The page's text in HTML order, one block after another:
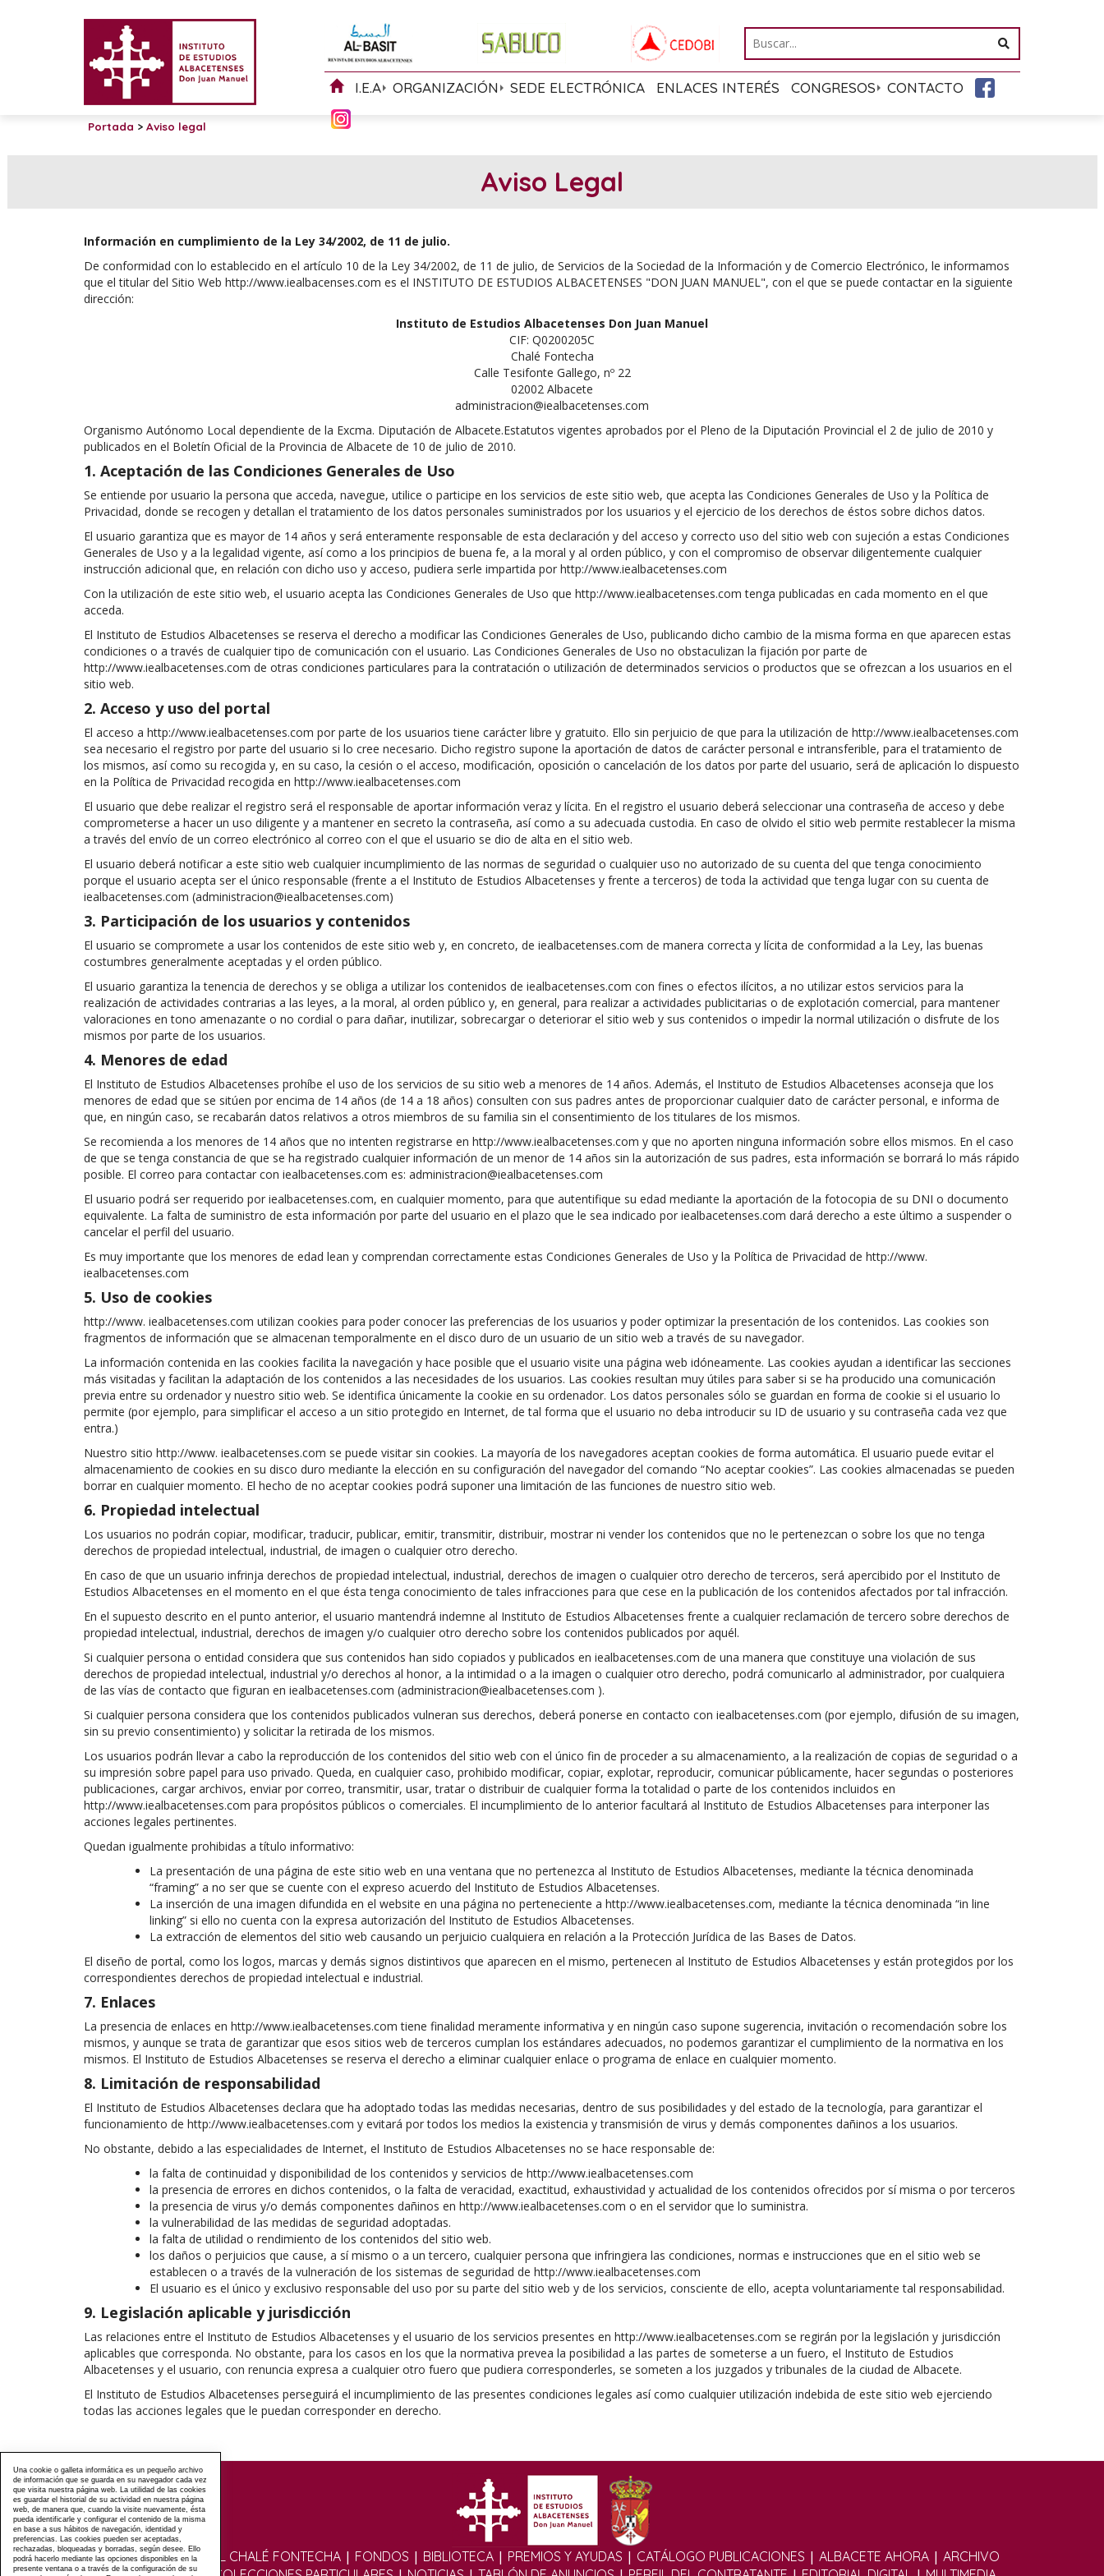
I.E.A ORGANIZACIÓN SEDE ELECTRÓNICA ENLACES INTERÉS CONGRESOS CONTACTO
Portada > Aviso legal
Aviso Legal
Información en cumplimiento de la Ley 34/2002, de 11 de julio.
De conformidad con lo establecido en el artículo 10 de la Ley 34/2002, de 11 de julio, de Servicios de la Sociedad de la Información y de Comercio Electrónico, le informamos
que el titular del Sitio Web http://www.iealbacenses.com es el INSTITUTO DE ESTUDIOS ALBACETENSES "DON JUAN MANUEL", con el que se puede contactar en la siguiente
dirección:
Instituto de Estudios Albacetenses Don Juan Manuel
CIF: Q0200205C
Chalé Fontecha
Calle Tesifonte Gallego, nº 22
02002 Albacete
administracion@iealbacetenses.com
Organismo Autónomo Local dependiente de la Excma. Diputación de Albacete.Estatutos vigentes aprobados por el Pleno de la Diputación Provincial el 2 de julio de 2010 y
publicados en el Boletín Oficial de la Provincia de Albacete de 10 de julio de 2010.
1. Aceptación de las Condiciones Generales de Uso
Se entiende por usuario la persona que acceda, navegue, utilice o participe en los servicios de este sitio web, que acepta las Condiciones Generales de Uso y la Política de
Privacidad, donde se recogen y detallan el tratamiento de los datos personales suministrados por los usuarios y el ejercicio de los derechos de éstos sobre dichos datos.
El usuario garantiza que es mayor de 14 años y será enteramente responsable de esta declaración y del acceso y correcto uso del sitio web con sujeción a estas Condiciones
Generales de Uso y a la legalidad vigente, así como a los principios de buena fe, a la moral y al orden público, y con el compromiso de observar diligentemente cualquier
instrucción adicional que, en relación con dicho uso y acceso, pudiera serle impartida por http://www.iealbacetenses.com
Con la utilización de este sitio web, el usuario acepta las Condiciones Generales de Uso que http://www.iealbacetenses.com tenga publicadas en cada momento en el que
acceda.
El Instituto de Estudios Albacetenses se reserva el derecho a modificar las Condiciones Generales de Uso, publicando dicho cambio de la misma forma en que aparecen estas
condiciones o a través de cualquier tipo de comunicación con el usuario. Las Condiciones Generales de Uso no obstaculizan la fijación por parte de
http://www.iealbacetenses.com de otras condiciones particulares para la contratación o utilización de determinados servicios o productos que se ofrezcan a los usuarios en el
sitio web.
2. Acceso y uso del portal
El acceso a http://www.iealbacetenses.com por parte de los usuarios tiene carácter libre y gratuito. Ello sin perjuicio de que para la utilización de http://www.iealbacetenses.com
sea necesario el registro por parte del usuario si lo cree necesario. Dicho registro supone la aportación de datos de carácter personal e intransferible, para el tratamiento de
los mismos, así como su recogida y, en su caso, la cesión o el acceso, modificación, oposición o cancelación de los datos por parte del usuario, será de aplicación lo dispuesto
en la Política de Privacidad recogida en http://www.iealbacetenses.com
El usuario que debe realizar el registro será el responsable de aportar información veraz y lícita. En el registro el usuario deberá seleccionar una contraseña de acceso y debe
comprometerse a hacer un uso diligente y a mantener en secreto la contraseña, así como a su adecuada custodia. En caso de olvido el sitio web permite restablecer la misma
a través del envío de un correo electrónico al correo con el que el usuario se dio de alta en el sitio web.
El usuario deberá notificar a este sitio web cualquier incumplimiento de las normas de seguridad o cualquier uso no autorizado de su cuenta del que tenga conocimiento
porque el usuario acepta ser el único responsable (frente a el Instituto de Estudios Albacetenses y frente a terceros) de toda la actividad que tenga lugar con su cuenta de
iealbacetenses.com (administracion@iealbacetenses.com)
3. Participación de los usuarios y contenidos
El usuario se compromete a usar los contenidos de este sitio web y, en concreto, de iealbacetenses.com de manera correcta y lícita de conformidad a la Ley, las buenas
costumbres generalmente aceptadas y el orden público.
El usuario garantiza la tenencia de derechos y se obliga a utilizar los contenidos de iealbacetenses.com con fines o efectos ilícitos, a no utilizar estos servicios para la
realización de actividades contrarias a las leyes, a la moral, al orden público y, en general, para realizar a actividades publicitarias o de explotación comercial, para mantener
valoraciones en tono amenazante o no cordial o para dañar, inutilizar, sobrecargar o deteriorar el sitio web y sus contenidos o impedir la normal utilización o disfrute de los
mismos por parte de los usuarios.
4. Menores de edad
El Instituto de Estudios Albacetenses prohíbe el uso de los servicios de su sitio web a menores de 14 años. Además, el Instituto de Estudios Albacetenses aconseja que los
menores de edad que se sitúen por encima de 14 años (de 14 a 18 años) consulten con sus padres antes de proporcionar cualquier dato de carácter personal, e informa de
que, en ningún caso, se recabarán datos relativos a otros miembros de su familia sin el consentimiento de los titulares de los mismos.
Se recomienda a los menores de 14 años que no intenten registrarse en http://www.iealbacetenses.com y que no aporten ninguna información sobre ellos mismos. En el caso
de que se tenga constancia de que se ha registrado cualquier información de un menor de 14 años sin la autorización de sus padres, esta información se borrará lo más rápido
posible. El correo para contactar con iealbacetenses.com es: administracion@iealbacetenses.com
El usuario podrá ser requerido por iealbacetenses.com, en cualquier momento, para que autentifique su edad mediante la aportación de la fotocopia de su DNI o documento
equivalente. La falta de suministro de esta información por parte del usuario en el plazo que le sea indicado por iealbacetenses.com dará derecho a este último a suspender o
cancelar el perfil del usuario.
Es muy importante que los menores de edad lean y comprendan correctamente estas Condiciones Generales de Uso y la Política de Privacidad de http://www.
iealbacetenses.com
5. Uso de cookies
http://www. iealbacetenses.com utilizan cookies para poder conocer las preferencias de los usuarios y poder optimizar la presentación de los contenidos. Las cookies son
fragmentos de información que se almacenan temporalmente en el disco duro de un usuario de un sitio web a través de su navegador.
La información contenida en las cookies facilita la navegación y hace posible que el usuario visite una página web idóneamente. Las cookies ayudan a identificar las secciones
más visitadas y facilitan la adaptación de los contenidos a las necesidades de los usuarios. Las cookies resultan muy útiles para saber si se ha producido una comunicación
previa entre su ordenador y nuestro sitio web. Se identifica únicamente la cookie en su ordenador. Los datos personales sólo se guardan en forma de cookie si el usuario lo
permite (por ejemplo, para simplificar el acceso a un sitio protegido en Internet, de tal forma que el usuario no deba introducir su ID de usuario y su contraseña cada vez que
entra.)
Nuestro sitio http://www. iealbacetenses.com se puede visitar sin cookies. La mayoría de los navegadores aceptan cookies de forma automática. El usuario puede evitar el
almacenamiento de cookies en su disco duro mediante la elección en su configuración del navegador del comando “No aceptar cookies”. Las cookies almacenadas se pueden
borrar en cualquier momento. El hecho de no aceptar cookies podrá suponer una limitación de las funciones de nuestro sitio web.
6. Propiedad intelectual
Los usuarios no podrán copiar, modificar, traducir, publicar, emitir, transmitir, distribuir, mostrar ni vender los contenidos que no le pertenezcan o sobre los que no tenga
derechos de propiedad intelectual, industrial, de imagen o cualquier otro derecho.
En caso de que un usuario infrinja derechos de propiedad intelectual, industrial, derechos de imagen o cualquier otro derecho de terceros, será apercibido por el Instituto de
Estudios Albacetenses en el momento en el que ésta tenga conocimiento de tales infracciones para que cese en la publicación de los contenidos afectados por tal infracción.
En el supuesto descrito en el punto anterior, el usuario mantendrá indemne al Instituto de Estudios Albacetenses frente a cualquier reclamación de tercero sobre derechos de
propiedad intelectual, industrial, derechos de imagen y/o cualquier otro derecho sobre los contenidos publicados por aquél.
Si cualquier persona o entidad considera que sus contenidos han sido copiados y publicados en iealbacetenses.com de una manera que constituye una violación de sus
derechos de propiedad intelectual, industrial y/o derechos al honor, a la intimidad o a la imagen o cualquier otro derecho, podrá comunicarlo al administrador, por cualquiera
de las vías de contacto que figuran en iealbacetenses.com (administracion@iealbacetenses.com ).
Si cualquier persona considera que los contenidos publicados vulneran sus derechos, deberá ponerse en contacto con iealbacetenses.com (por ejemplo, difusión de su imagen,
sin su previo consentimiento) y solicitar la retirada de los mismos.
Los usuarios podrán llevar a cabo la reproducción de los contenidos del sitio web con el único fin de proceder a su almacenamiento, a la realización de copias de seguridad o a
su impresión sobre papel para uso privado. Queda, en cualquier caso, prohibido modificar, copiar, explotar, reproducir, comunicar públicamente, hacer segundas o posteriores
publicaciones, cargar archivos, enviar por correo, transmitir, usar, tratar o distribuir de cualquier forma la totalidad o parte de los contenidos incluidos en
http://www.iealbacetenses.com para propósitos públicos o comerciales. El incumplimiento de lo anterior facultará al Instituto de Estudios Albacetenses para interponer las
acciones legales pertinentes.
Quedan igualmente prohibidas a título informativo:
La presentación de una página de este sitio web en una ventana que no pertenezca al Instituto de Estudios Albacetenses, mediante la técnica denominada
“framing” a no ser que se cuente con el expreso acuerdo del Instituto de Estudios Albacetenses.
La inserción de una imagen difundida en el website en una página no perteneciente a http://www.iealbacetenses.com, mediante la técnica denominada “in line
linking” si ello no cuenta con la expresa autorización del Instituto de Estudios Albacetenses.
La extracción de elementos del sitio web causando un perjuicio cualquiera en relación a la Protección Jurídica de las Bases de Datos.
El diseño de portal, como los logos, marcas y demás signos distintivos que aparecen en el mismo, pertenecen al Instituto de Estudios Albacetenses y están protegidos por los
correspondientes derechos de propiedad intelectual e industrial.
7. Enlaces
La presencia de enlaces en http://www.iealbacetenses.com tiene finalidad meramente informativa y en ningún caso supone sugerencia, invitación o recomendación sobre los
mismos, y aunque se trata de garantizar que esos sitios web de terceros cumplan los estándares adecuados, no podemos garantizar el cumplimiento de la normativa en los
mismos. El Instituto de Estudios Albacetenses se reserva el derecho a eliminar cualquier enlace o programa de enlace en cualquier momento.
8. Limitación de responsabilidad
El Instituto de Estudios Albacetenses declara que ha adoptado todas las medidas necesarias, dentro de sus posibilidades y del estado de la tecnología, para garantizar el
funcionamiento de http://www.iealbacetenses.com y evitará por todos los medios la existencia y transmisión de virus y demás componentes dañinos a los usuarios.
No obstante, debido a las especialidades de Internet, el Instituto de Estudios Albacetenses no se hace responsable de:
la falta de continuidad y disponibilidad de los contenidos y servicios de http://www.iealbacetenses.com
la presencia de errores en dichos contenidos, o la falta de veracidad, exactitud, exhaustividad y actualidad de los contenidos ofrecidos por sí misma o por terceros
la presencia de virus y/o demás componentes dañinos en http://www.iealbacetenses.com o en el servidor que lo suministra.
la vulnerabilidad de las medidas de seguridad adoptadas.
la falta de utilidad o rendimiento de los contenidos del sitio web.
los daños o perjuicios que cause, a sí mismo o a un tercero, cualquier persona que infringiera las condiciones, normas e instrucciones que en el sitio web se
establecen o a través de la vulneración de los sistemas de seguridad de http://www.iealbacetenses.com
El usuario es el único y exclusivo responsable del uso por su parte del sitio web y de los servicios, consciente de ello, acepta voluntariamente tal responsabilidad.
9. Legislación aplicable y jurisdicción
Las relaciones entre el Instituto de Estudios Albacetenses y el usuario de los servicios presentes en http://www.iealbacetenses.com se regirán por la legislación y jurisdicción
aplicables que corresponda. No obstante, para los casos en los que la normativa prevea la posibilidad a las partes de someterse a un fuero, el Instituto de Estudios
Albacetenses y el usuario, con renuncia expresa a cualquier otro fuero que pudiera corresponderles, se someten a los juzgados y tribunales de la ciudad de Albacete.
El Instituto de Estudios Albacetenses perseguirá el incumplimiento de las presentes condiciones legales así como cualquier utilización indebida de este sitio web ejerciendo
todas las acciones legales que le puedan corresponder en derecho.
VISITAS GUIADAS AL CHALÉ FONTECHA| FONDOS | BIBLIOTECA| PREMIOS Y AYUDAS | CATÁLOGO PUBLICACIONES | ALBACETE AHORA| ARCHIVO
Una cookie o galleta informática es un pequeño archivo
de información que se guarda en su navegador cada vez
que visita nuestra página web. La utilidad de las cookies
es guardar el historial de su actividad en nuestra página
web, de manera que, cuando la visite nuevamente, ésta
pueda identificarle y configurar el contenido de la misma
en base a sus hábitos de navegación, identidad y
preferencias. Las cookies pueden ser aceptadas,
rechazadas, bloqueadas y borradas, según desee. Ello
podrá hacerlo mediante las opciones disponibles en la
presente ventana o a través de la configuración de su